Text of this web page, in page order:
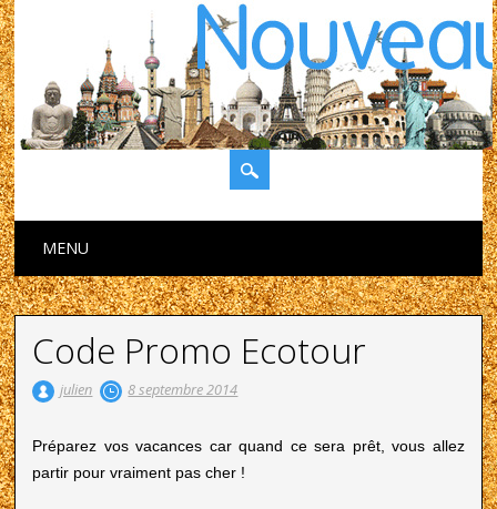
Main menu
MENU
Code Promo Ecotour
julien 8 septembre 2014
Préparez vos vacances car quand ce sera prêt, vous allez
partir pour vraiment pas cher !